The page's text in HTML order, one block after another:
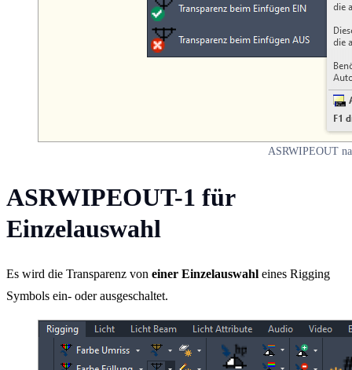
ASRWIPEOUT
ASRWIPEOUT-1 für
Einzelauswahl
Es wird die Transparenz von einer Einzelauswahl eines Rigging
Symbols ein- oder ausgeschaltet.